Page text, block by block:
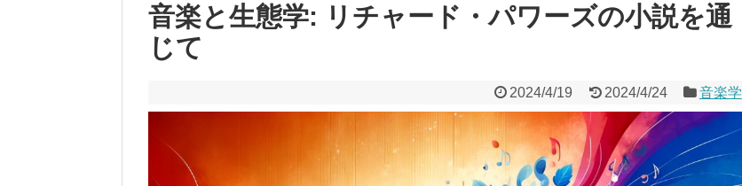
音楽と生態学: リチャード・パワーズの小説を通
じて
2024/4/19 2024/4/24 音楽学